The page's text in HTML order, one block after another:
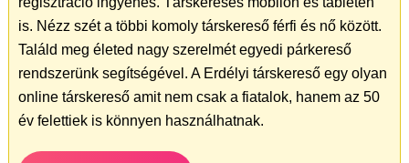
is. Nézz szét a többi komoly társkereső férfi és nő között.
Találd meg életed nagy szerelmét egyedi párkereső
rendszerünk segítségével. A Erdélyi társkereső egy olyan
online társkereső amit nem csak a fiatalok, hanem az 50
év felettiek is könnyen használhatnak.